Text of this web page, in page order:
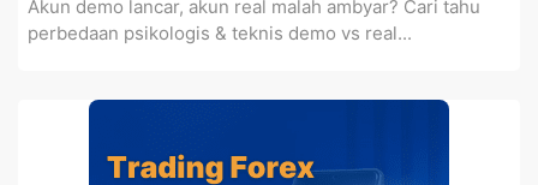
Akun demo lancar, akun real malah ambyar? Cari tahu
perbedaan psikologis & teknis demo vs real...